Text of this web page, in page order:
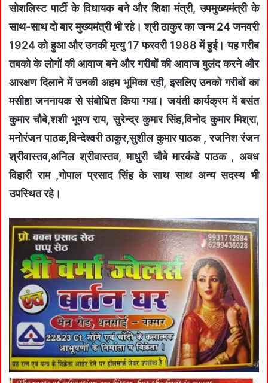
सोशलिस्ट पार्टी के विधायक बने और शिक्षा मंत्री, उपमुख्यमंत्री के
साथ-साथ दो बार मुख्यमंत्री भी रहे। श्री ठाकुर का जन्म 24 जनवरी
1924 को हुआ और उनकी मृत्यु 17 फरवरी 1988 में हुई। यह गरीब
तबको के लोगों की आवाज बने और गरीबों की आवाज बुलंद करने और
आरक्षण दिलाने में उनकी अहम भूमिका रही, इसलिए उनको गरीबों का
मसीहा जननायक से संबोधित किया गया। जयंती कार्यक्रम में बसंत
कुमार चौबे,शशी भूषण राय, सुरेन्द्र कुमार सिंह,विनोद कुमार मिश्रा,
मनोरंजन पाठक,विन्देश्वरी ठाकुर,सुशील कुमार पाठक , रजनिश रंजन
श्रीवास्तव,अनिल श्रीवास्तव, माधुरी चौबे मारकंडे पाठक , अवध
विहारी राम ,गोपाल प्रसाद सिंह के साथ साथ अन्य सदस्य भी
उपस्थित रहे।